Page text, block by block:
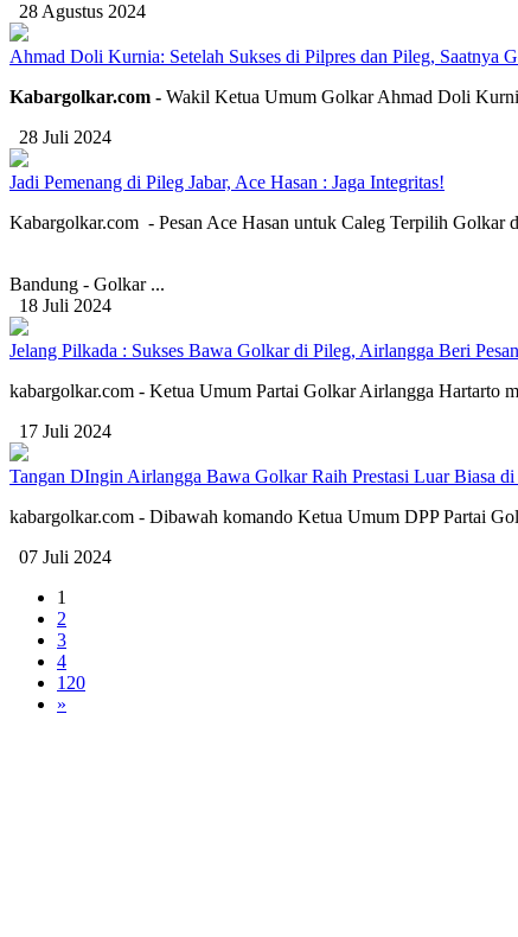
28 Agustus 2024
Ahmad Doli Kurnia: Setelah Sukses di Pilpres dan Pileg, Saatnya
Kabargolkar.com - Wakil Ketua Umum Golkar Ahmad Doli
28 Juli 2024
Jadi Pemenang di Pileg Jabar, Ace Hasan : Jaga Integritas!
Kabargolkar.com - Pesan Ace Hasan untuk Caleg Terpilih Golkar
Bandung - Golkar ...
18 Juli 2024
Jelang Pilkada : Sukses Bawa Golkar di Pileg, Airlangga Beri
kabargolkar.com - Ketua Umum Partai Golkar Airlangga Hartarto
17 Juli 2024
Tangan DIngin Airlangga Bawa Golkar Raih Prestasi Luar Biasa
kabargolkar.com - Dibawah komando Ketua Umum DPP Partai
07 Juli 2024
1
2
3
4
120
»